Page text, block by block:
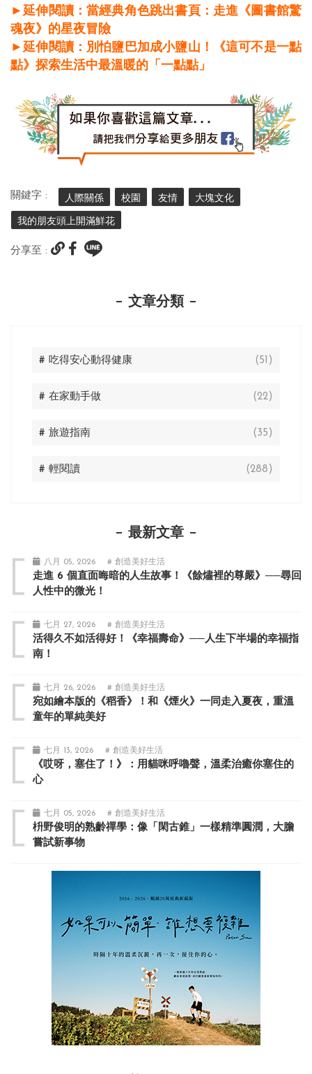
►延伸閱讀：當經典角色跳出書頁：走進《圖書館驚
魂夜》的星夜冒險
►延伸閱讀：別怕鹽巴加成小鹽山！《這可不是一點
點》探索生活中最溫暖的「一點點」
關鍵字 : 人際關係 校園 友情 大塊文化
我的朋友頭上開滿鮮花
分享至 :
文章分類
# 吃得安心動得健康 (51)
# 在家動手做 (22)
# 旅遊指南 (35)
# 輕閱讀 (288)
最新文章
八月 05, 2026 # 創造美好生活
走進 6 個直面晦暗的人生故事！《餘燼裡的尊嚴》──尋回
人性中的微光！
七月 27, 2026 # 創造美好生活
活得久不如活得好！《幸福壽命》──人生下半場的幸福指
南！
七月 26, 2026 # 創造美好生活
宛如繪本版的《稻香》！和《煙火》一同走入夏夜，重溫
童年的單純美好
七月 13, 2026 # 創造美好生活
《哎呀，塞住了！》：用貓咪呼嚕聲，溫柔治癒你塞住的
心
七月 05, 2026 # 創造美好生活
枡野俊明的熟齡禪學：像「閑古錐」一樣精準圓潤，大膽
嘗試新事物